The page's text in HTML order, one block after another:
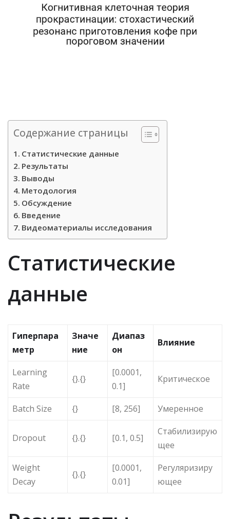
Содержание страницы
Статистические данные
Результаты
Выводы
Методология
Обсуждение
Введение
Видеоматериалы исследования
Статистические
данные
Гиперпара
метр
Значе
ние
Диапаз
он
Влияние
Learning
Rate
{}.{}
[0.0001,
0.1]
Критическое
Batch Size {} [8, 256] Умеренное
Dropout {}.{} [0.1, 0.5]
Стабилизирую
щее
Weight
Decay
{}.{}
[0.0001,
0.01]
Регуляризиру
ющее